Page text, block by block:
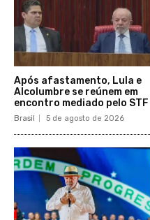
Após afastamento, Lula e
Alcolumbre se reúnem em
encontro mediado pelo STF
Brasil 5 de agosto de 2026